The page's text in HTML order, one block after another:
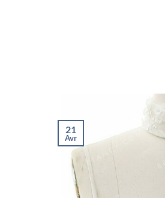
21
Avr